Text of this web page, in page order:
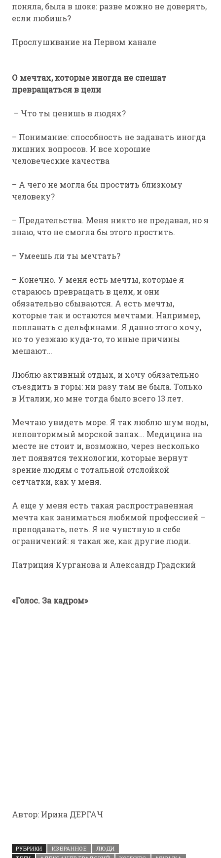
поняла, была в шоке: разве можно не доверять,
если любишь?
Прослушивание на Первом канале
О мечтах, которые иногда не спешат
превращаться в цели
– Что ты ценишь в людях?
– Понимание: способность не задавать иногда
лишних вопросов. И все хорошие
человеческие качества
– А чего не могла бы простить близкому
человеку?
– Предательства. Меня никто не предавал, но я
знаю, что не смогла бы этого простить.
– Умеешь ли ты мечтать?
– Конечно. У меня есть мечты, которые я
стараюсь превращать в цели, и они
обязательно сбываются. А есть мечты,
которые так и остаются мечтами. Например,
поплавать с дельфинами. Я давно этого хочу,
но то уезжаю куда-то, то иные причины
мешают…
Люблю активный отдых, и хочу обязательно
съездить в горы: ни разу там не была. Только
в Италии, но мне тогда было всего 13 лет.
Мечтаю увидеть море. Я так люблю шум воды,
неповторимый морской запах… Медицина на
месте не стоит и, возможно, через несколько
лет появятся технологии, которые вернут
зрение людям с тотальной отслойкой
сетчатки, как у меня.
А еще у меня есть такая распространенная
мечта как заниматься любимой профессией –
преподавать, петь. Я не чувствую в себе
ограничений: я такая же, как другие люди.
Патриция Курганова и Александр Градский
«Голос. За кадром»
Автор: Ирина ДЕРГАЧ
РУБРИКИ ИЗБРАННОЕ
ЛЮДИ